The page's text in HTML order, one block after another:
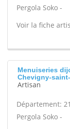
Pergola Soko -
Voir la fiche
Menuiseries
Chevigny-
Artisan
Département:
Pergola Soko -